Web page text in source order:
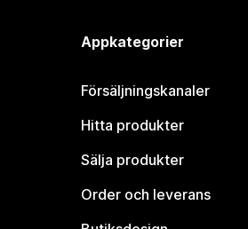
Appkategorier
Försäljningskanaler
Hitta produkter
Sälja produkter
Order och leverans